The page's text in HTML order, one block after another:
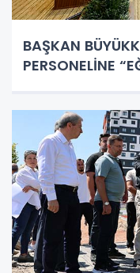
BAŞKAN
PERSONELİNE